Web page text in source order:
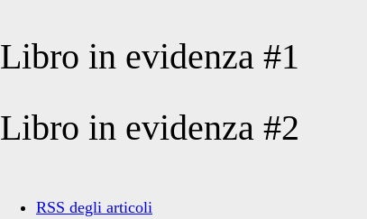
Libro in evidenza #1
Libro in evidenza #2
RSS degli articoli